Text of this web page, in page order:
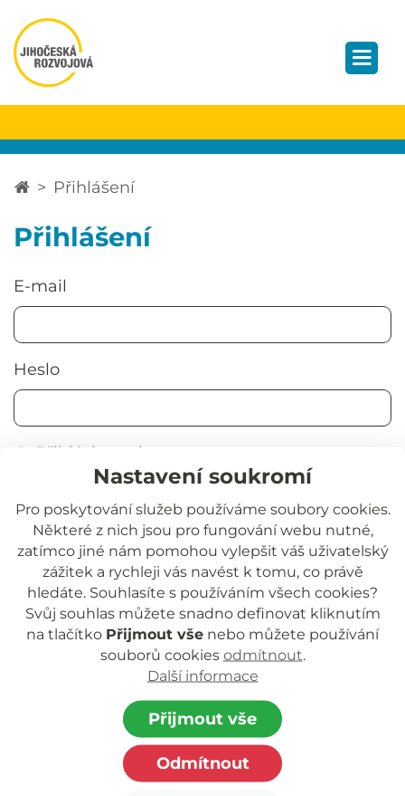
Nastavení soukromí
Pro poskytování služeb používáme soubory cookies.
Některé z nich jsou pro fungování webu nutné,
zatímco jiné nám pomohou vylepšit váš uživatelský
zážitek a rychleji vás navést k tomu, co právě
hledáte. Souhlasíte s používáním všech cookies?
Svůj souhlas můžete snadno definovat kliknutím
na tlačítko Přijmout vše nebo můžete používání
souborů cookies odmítnout.
Další informace
Přijmout vše
Odmítnout
Přihlášení
Přihlášení
E-mail
Heslo
Přihlásit trvale
Zapomněli jste heslo?
Jihočeská rozvojová o.p.s.
nezisková organizace poskytující podporu
dětem a rodinám.
Zapsaná v rejstříku o.p.s. vedeném Krajským